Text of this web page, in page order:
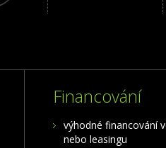
Financování
výhodné financování
nebo leasingu